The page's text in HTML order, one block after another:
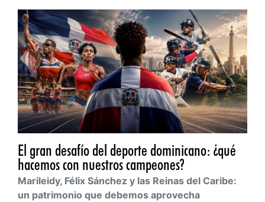
El gran desafío del deporte dominicano: ¿qué
hacemos con nuestros campeones?
Marileidy, Félix Sánchez y las Reinas del Caribe:
un patrimonio que debemos aprovecha